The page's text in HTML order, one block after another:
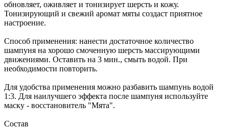
обновляет, оживляет и тонизирует шерсть и кожу.
Тонизирующий и свежий аромат мяты создаст приятное
настроение.
Способ применения: нанести достаточное количество
шампуня на хорошо смоченную шерсть массирующими
движениями. Оставить на 3 мин., смыть водой. При
необходимости повторить.
Для удобства применения можно разбавить шампунь водой
1:3. Для наилучшего эффекта после шампуня используйте
маску - восстановитель "Мята".
Состав